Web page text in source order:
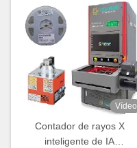
Vídeo
Contador de rayos X
inteligente de IA